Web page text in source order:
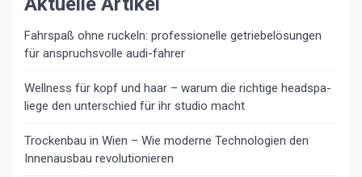
Fahrspaß ohne ruckeln: professionelle getriebelösungen
für anspruchsvolle audi-fahrer
Wellness für kopf und haar – warum die richtige headspa-
liege den unterschied für ihr studio macht
Trockenbau in Wien – Wie moderne Technologien den
Innenausbau revolutionieren